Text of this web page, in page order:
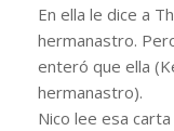
En ella le dice a
hermanastro.
enteró que ella
hermanastro).
Nico lee esa